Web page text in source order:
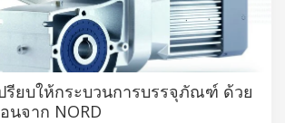
รียบให้กระบวนการบรรจุภัณฑ์ ด้วย
นจาก NORD